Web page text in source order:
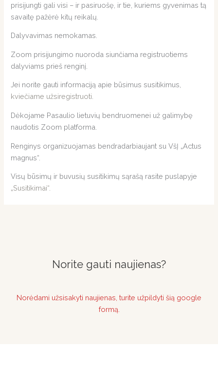
prisijungti gali visi – ir pasiruošę, ir tie, kuriems gyvenimas tą
savaitę pažėrė kitų reikalų.
Dalyvavimas nemokamas.
Zoom prisijungimo nuoroda siunčiama registruotiems
dalyviams prieš renginį.
Jei norite gauti informaciją apie būsimus susitikimus,
kviečiame užsiregistruoti
Dėkojame Pasaulio lietuvių bendruomenei už galimybę
naudotis Zoom platforma.
Renginys organizuojamas bendradarbiaujant su VšĮ „Actus
magnus“.
Visų būsimų ir buvusių susitikimų sąrašą rasite puslapyje
„Susitikimai“.
Norite gauti naujienas?
Norėdami užsisakyti naujienas, turite užpildyti šią google
formą.